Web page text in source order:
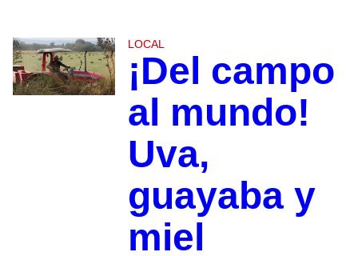
LOCAL
¡Del campo
al mundo!
Uva,
guayaba y
miel